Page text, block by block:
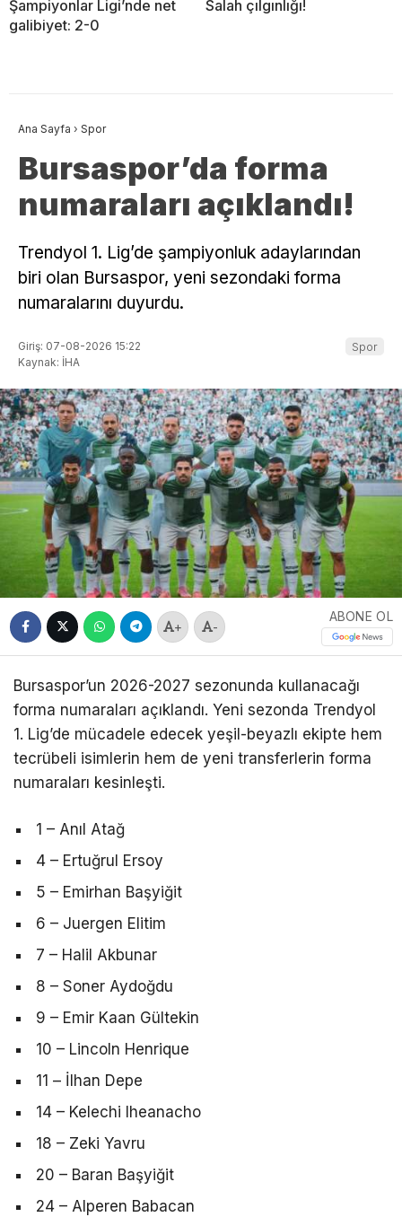
Şampiyonlar Ligi’nde net
galibiyet: 2-0
Salah çılgınlığı!
Ana Sayfa › Spor
Bursaspor’da forma
numaraları açıklandı!
Trendyol 1. Lig’de şampiyonluk adaylarından
biri olan Bursaspor, yeni sezondaki forma
numaralarını duyurdu.
Giriş: 07-08-2026 15:22
Kaynak: İHA
Spor
+ -
ABONE OL
Bursaspor’un 2026-2027 sezonunda kullanacağı
forma numaraları açıklandı. Yeni sezonda Trendyol
1. Lig’de mücadele edecek yeşil-beyazlı ekipte hem
tecrübeli isimlerin hem de yeni transferlerin forma
numaraları kesinleşti.
1 – Anıl Atağ
4 – Ertuğrul Ersoy
5 – Emirhan Başyiğit
6 – Juergen Elitim
7 – Halil Akbunar
8 – Soner Aydoğdu
9 – Emir Kaan Gültekin
10 – Lincoln Henrique
11 – İlhan Depe
14 – Kelechi Iheanacho
18 – Zeki Yavru
20 – Baran Başyiğit
24 – Alperen Babacan